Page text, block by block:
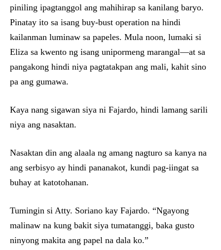
piniling ipagtanggol ang mahihirap sa kanilang baryo.
Pinatay ito sa isang buy-bust operation na hindi
kailanman luminaw sa papeles. Mula noon, lumaki si
Eliza sa kwento ng isang unipormeng marangal—at sa
pangakong hindi niya pagtatakpan ang mali, kahit sino
pa ang gumawa.
Kaya nang sigawan siya ni Fajardo, hindi lamang sarili
niya ang nasaktan.
Nasaktan din ang alaala ng amang nagturo sa kanya na
ang serbisyo ay hindi pananakot, kundi pag-iingat sa
buhay at katotohanan.
Tumingin si Atty. Soriano kay Fajardo. “Ngayong
malinaw na kung bakit siya tumatanggi, baka gusto
ninyong makita ang papel na dala ko.”